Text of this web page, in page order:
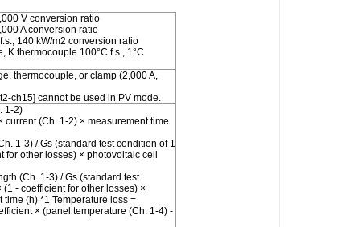
V conversion ratio
A conversion ratio
140 kW/m2 conversion ratio
K thermocouple 100°C f.s., 1°C
thermocouple, or clamp (2,000 A,
ch15] cannot be used in PV mode.
1-2)
current (Ch. 1-2) × measurement time
1-3) / Gs (standard test condition of 1
other losses) × photovoltaic cell
(Ch. 1-3) / Gs (standard test
- coefficient for other losses) ×
(h) *1 Temperature loss =
× (panel temperature (Ch. 1-4) -